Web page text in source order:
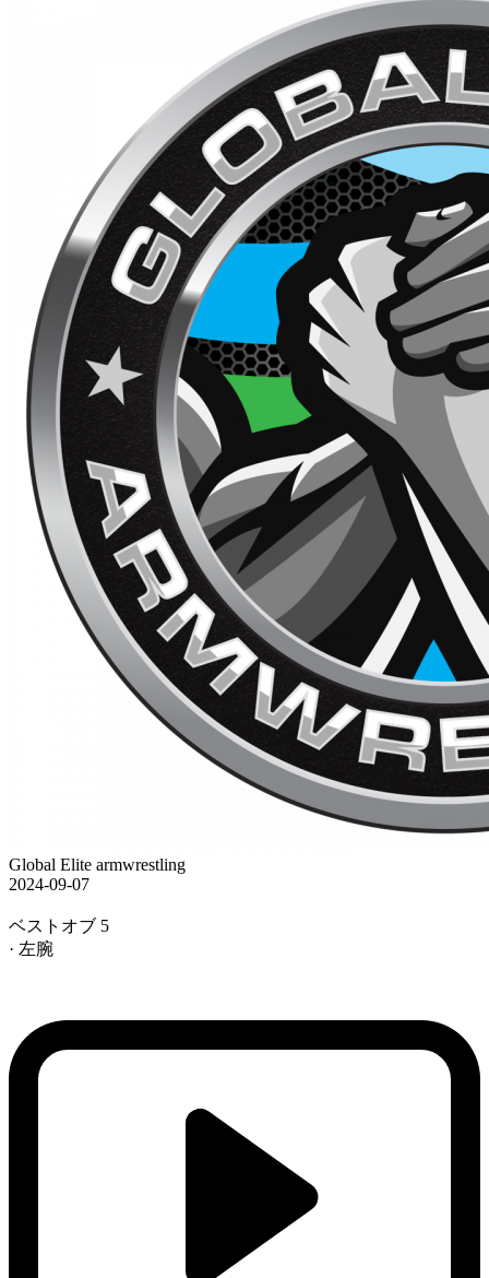
Global Elite armwrestling
2024-09-07
ベストオブ 5
· 左腕